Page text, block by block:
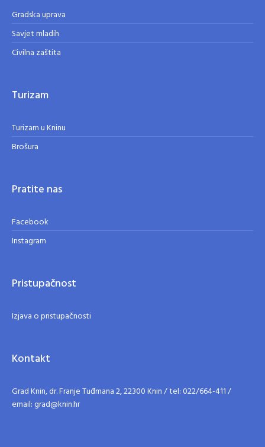
Gradska uprava
Savjet mladih
Civilna zaštita
Turizam
Turizam u Kninu
Brošura
Pratite nas
Facebook
Instagram
Pristupačnost
Izjava o pristupačnosti
Kontakt
Grad Knin, dr. Franje Tuđmana 2, 22300 Knin / tel: 022/664-411 /
email: grad@knin.hr